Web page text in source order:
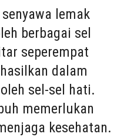
lemak
berbagai sel
seperempat
dalam
sel-sel hati.
memerlukan
kesehatan.